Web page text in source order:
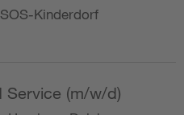
Kinderdorf
Service (m/w/d)